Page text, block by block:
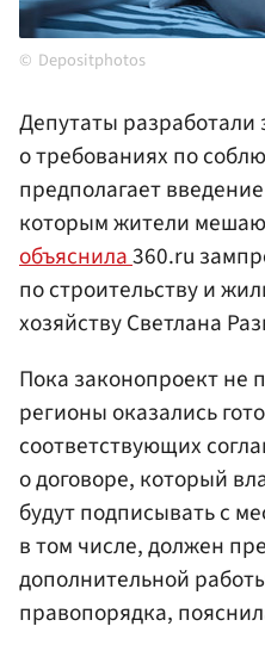
Depositphotos
Депутаты разработали
о требованиях по
предполагает
которым жители
объяснила360.ru
по строительству и
хозяйству Светлана
Пока законопроект не
регионы оказались
соответствующих
о договоре, который
будут подписывать с
в том числе, должен
дополнительной
правопорядка,